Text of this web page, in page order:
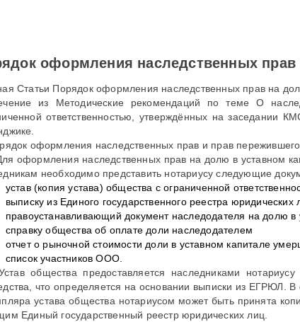
оформления наследственных
Статьи Порядок оформления наследственных прав на
из Методические рекомендаций по теме О
ответственностью, утверждённых на
оформления наследственных прав и прав
оформления наследственных прав на долю в уставном
необходимо представить нотариусу следующие
устав (копия устава) общества с ограниченной
выписку из Единого государственного реестра юридических
правоустанавливающий документ наследодателя на долю в
справку общества об оплате доли наследодателем
отчет о рыночной стоимости доли в уставном капитале
список участников ООО.
общества предоставляется наследниками
что определяется на основании выписки из ЕГРЮЛ.
устава общества нотариусом может быть принята
Единый государственный реестр юридических лиц.